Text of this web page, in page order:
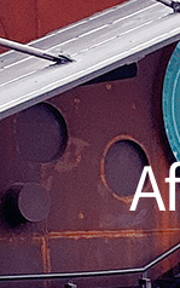
場地租借
活動紀錄
職人空間